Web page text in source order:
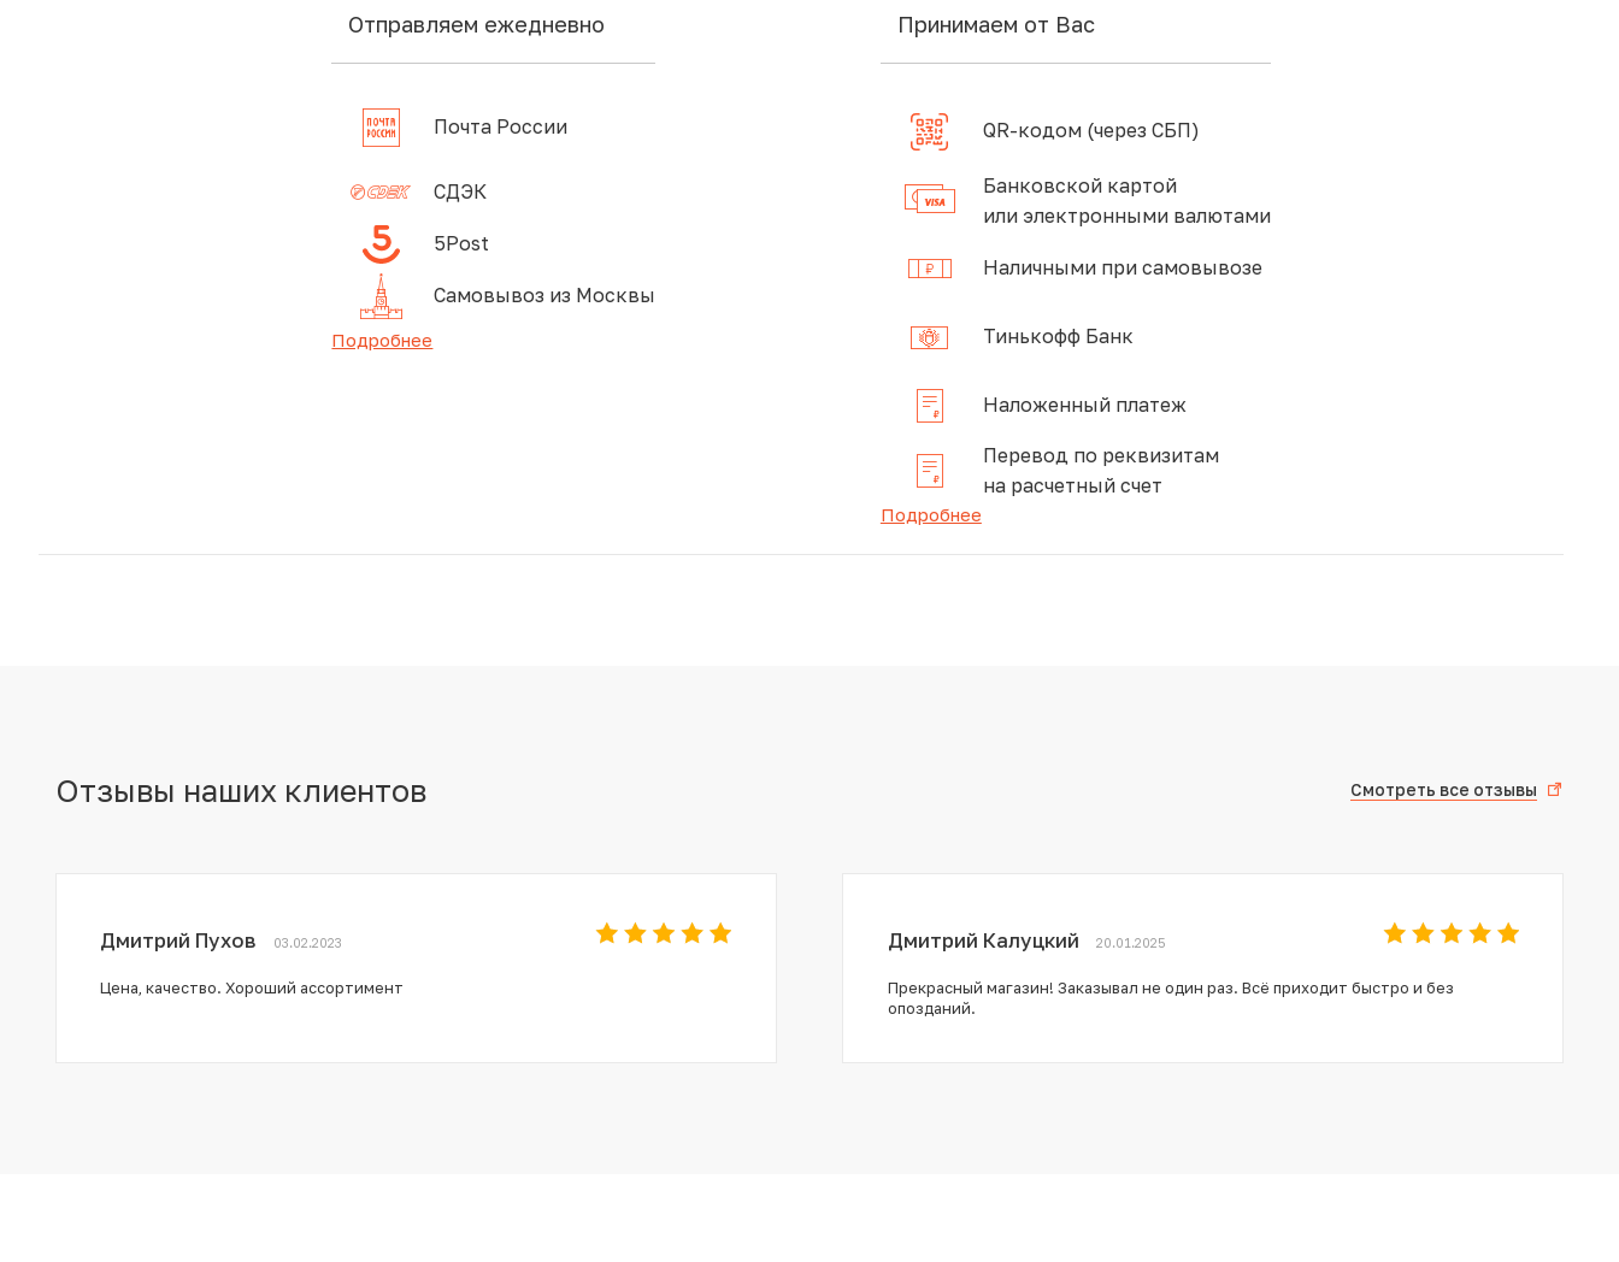
Отправляем ежедневно
Почта России
СДЭК
5Post
Самовывоз из Москвы
Подробнее
Принимаем от Вас
QR-кодом (через СБП)
Банковской картой
или электронными валютами
Наличными при самовывозе
Тинькофф Банк
Наложенный платеж
Перевод по реквизитам
на расчетный счет
Подробнее
Отзывы наших клиентов Смотреть все отзывы
Дмитрий Пухов 03.02.2023
Цена, качество. Хороший ассортимент
Дмитрий Калуцкий 20.01.2025
Прекрасный магазин! Заказывал не один раз. Всё приходит быстро и без
опозданий.